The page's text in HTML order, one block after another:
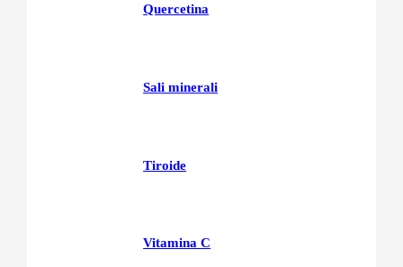
Quercetina
Sali minerali
Tiroide
Vitamina C